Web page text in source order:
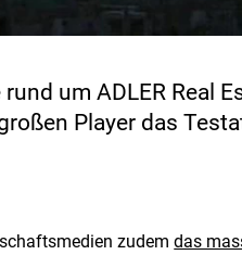
um ADLER Real
Player das
zudemdas